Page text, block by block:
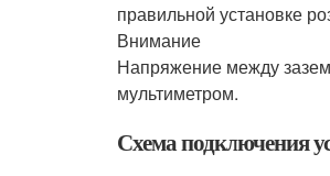
правильной установке
Внимание
Напряжение между
мультиметром.
Схема подключения